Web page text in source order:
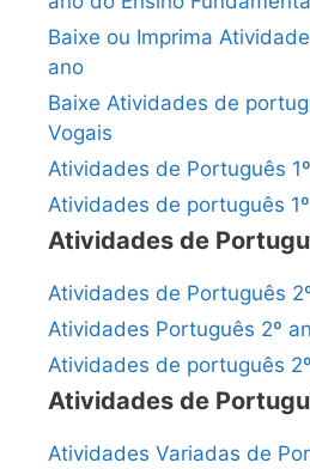
Baixe ou Imprima
ano
Baixe Atividades de
Vogais
Atividades de Português
Atividades de português
Atividades de
Atividades de Português
Atividades Português 2º
Atividades de português
Atividades de
Atividades Variadas de